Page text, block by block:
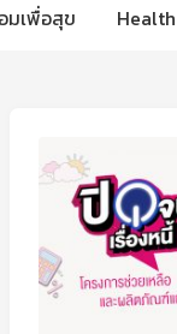
มเพื่อสุข Health